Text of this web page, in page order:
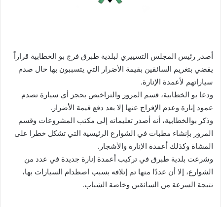
أصدر رئيس المجلس التسييري لبلدية طبرق فرج بو الخطابية قراراً
يقضي بتغريم السائقين بقيمة الأضرار التي يتسببون بها حال صدم
سياراتهم لأعمدة الإنارة.
ودعا بو الخطابية، قسم المرور والتراخيص بحجز أي سيارة تصدم
عمود إنارة وعدم الإفراج عنها إلا بعد دفع قيمة الأضرار.
وذكر بوالخطابية، أنه أصدر تعليماته إلى مكتب المشروعات وقسم
المرور بإنشاء مطبات في الشوارع الرئيسية التي تشكل خطرا على
المشاة وكذلك أعمدة الإنارة والأشجار.
وشرعت بلدية طبرق في تركيب أعمدة إنارة جديدة في عدد من
الشوارع، إلا أن عددًا منها تم إتلافه بسبب اصطدام السيارات بها،
نتيجة السرعة من السائقين وخاصة الشباب.